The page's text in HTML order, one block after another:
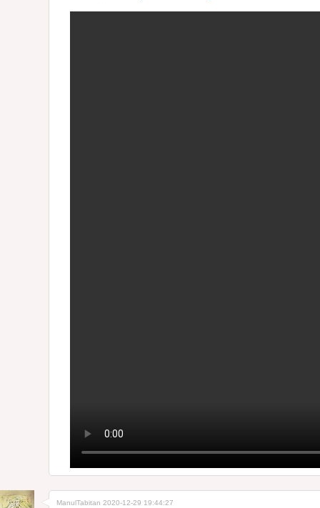
ManulTabitan 2020-12-29 19:44:27